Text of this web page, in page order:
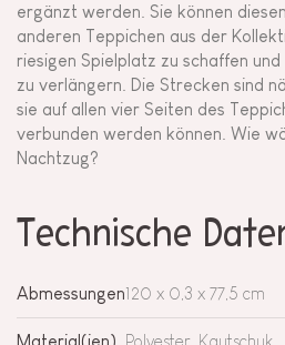
ergänzt werden. Sie können
anderen Teppichen aus der
riesigen Spielplatz zu schaffen
zu verlängern. Die Strecken sind
sie auf allen vier Seiten des
verbunden werden können. Wie
Nachtzug?
Technische
Abmessungen120 x 0,3 x 77,5 cm
Material(ien) Polyester, Kautschuk